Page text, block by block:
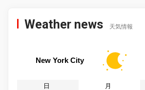
Weather news 天気情報
New York City
日 月